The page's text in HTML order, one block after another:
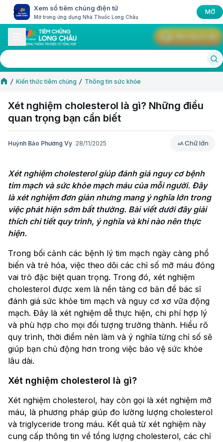
Xem sổ tiêm chủng điện tử
Mở trong ứng dụng Nhà Thuốc Long Châu
MỞ
Kiến thức tiêm chủng Thông tin sức khỏe
Xét nghiệm cholesterol là gì? Những điều
quan trọng bạn cần biết
Huỳnh Bảo Phương Vy 28/11/2025 Chữ lớn
Chữ lớn
Xét nghiệm cholesterol giúp đánh giá nguy cơ bệnh
tim mạch và sức khỏe mạch máu của mỗi người. Đây
là xét nghiệm đơn giản nhưng mang ý nghĩa lớn trong
việc phát hiện sớm bất thường. Bài viết dưới đây giải
thích chi tiết quy trình, ý nghĩa và khi nào nên thực
hiện.
Trong bối cảnh các bệnh lý tim mạch ngày càng phổ
biến và trẻ hóa, việc theo dõi các chỉ số mỡ máu đóng
vai trò đặc biệt quan trọng. Trong đó, xét nghiệm
cholesterol được xem là nền tảng cơ bản để bác sĩ
đánh giá sức khỏe tim mạch và nguy cơ xơ vữa động
mạch. Đây là xét nghiệm dễ thực hiện, chi phí hợp lý
và phù hợp cho mọi đối tượng trưởng thành. Hiểu rõ
quy trình, thời điểm nên làm và ý nghĩa từng chỉ số sẽ
giúp bạn chủ động hơn trong việc bảo vệ sức khỏe
lâu dài.
Xét nghiệm cholesterol là gì?
Xét nghiệm cholesterol, hay còn gọi là xét nghiệm mỡ
máu, là phương pháp giúp đo lường lượng cholesterol
và triglyceride trong máu. Kết quả từ xét nghiệm này
cung cấp thông tin về tổng lượng cholesterol, các chỉ